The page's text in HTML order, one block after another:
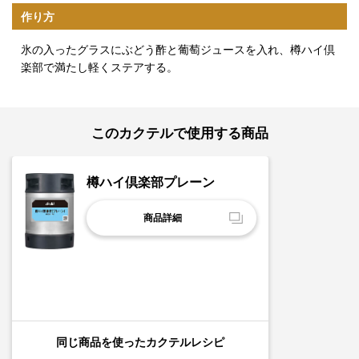
作り方
氷の入ったグラスにぶどう酢と葡萄ジュースを入れ、樽ハイ倶
楽部で満たし軽くステアする。
このカクテルで使用する商品
樽ハイ倶楽部プレーン
商品詳細
同じ商品を使ったカクテルレシピ